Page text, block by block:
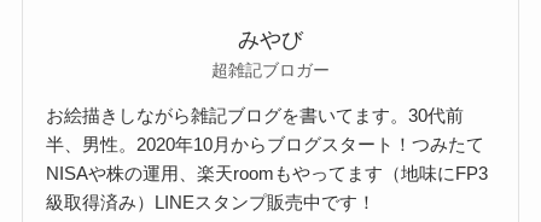
みやび
超雑記ブロガー
お絵描きしながら雑記ブログを書いてます。30代前
半、男性。2020年10月からブログスタート！つみたて
NISAや株の運用、楽天roomもやってます（地味にFP3
級取得済み）LINEスタンプ販売中です！